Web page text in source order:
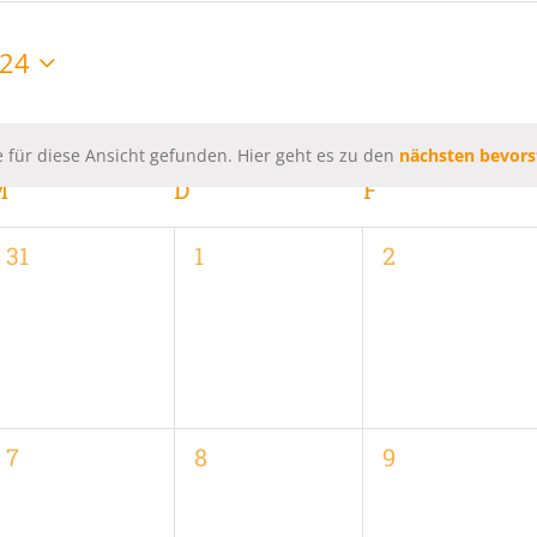
Hinweis
für diese Ansicht gefunden. Hier geht es zu den nächsten
D F
0
31
0
1
0
2
0
7
0
8
0
9